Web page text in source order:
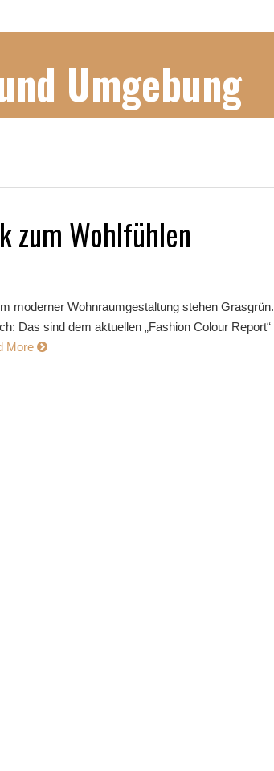
Umgebung
zum Wohlfühlen
moderner Wohnraumgestaltung stehen Grasgrün.
Das sind dem aktuellen „Fashion Colour Report“
More